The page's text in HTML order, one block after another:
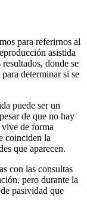
para referirnos al
asistida
donde se
determinar si se
puede ser un
de que no hay
vive de forma
coinciden la
que aparecen.
con las consultas
pero durante la
pasividad que